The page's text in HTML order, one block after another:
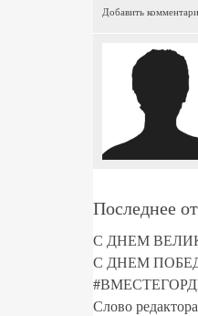
Добавить
Последнее
С ДНЕМ
С ДНЕМ
Слово